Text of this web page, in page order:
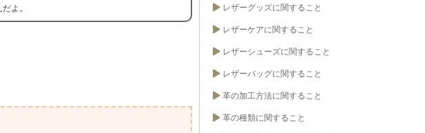
よ。
レザーグッズに関すること
レザーケアに関すること
レザーシューズに関すること
レザーバッグに関すること
革の加工方法に関すること
革の種類に関すること